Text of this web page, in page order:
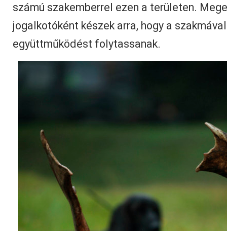
számú szakemberrel ezen a területen.
jogalkotóként készek arra, hogy a
együttműködést folytassanak.